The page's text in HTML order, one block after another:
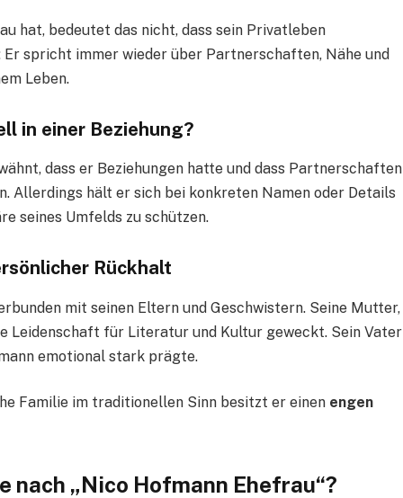
hat, bedeutet das nicht, dass sein Privatleben
Er spricht immer wieder über Partnerschaften, Nähe und
Leben.
in einer Beziehung?
dass er Beziehungen hatte und dass Partnerschaften
Allerdings hält er sich bei konkreten Namen oder Details
seines Umfelds zu schützen.
Rückhalt
mit seinen Eltern und Geschwistern. Seine Mutter,
Leidenschaft für Literatur und Kultur geweckt. Sein Vater
emotional stark prägte.
Familie im traditionellen Sinn besitzt er einen engen
nach „Nico Hofmann Ehefrau“?